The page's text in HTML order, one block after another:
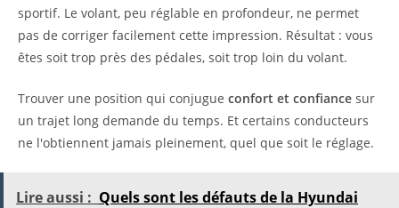
sportif. Le volant, peu réglable en profondeur, ne permet
pas de corriger facilement cette impression. Résultat : vous
êtes soit trop près des pédales, soit trop loin du volant.
Trouver une position qui conjugue confort et confiance sur
un trajet long demande du temps. Et certains conducteurs
ne l'obtiennent jamais pleinement, quel que soit le réglage.
Lire aussi : Quels sont les défauts de la Hyundai